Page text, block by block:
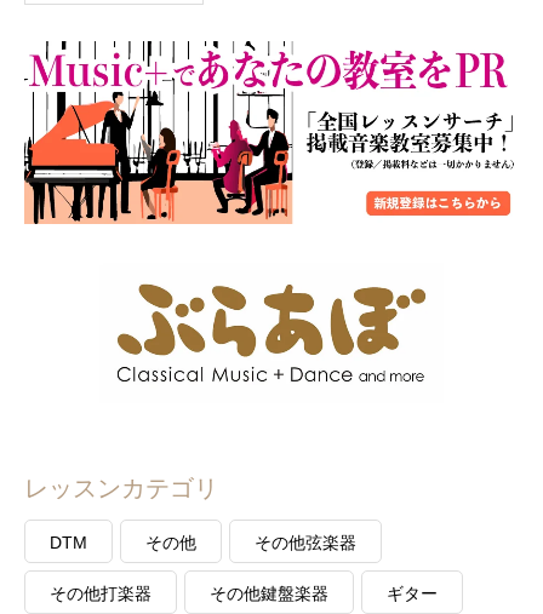
レッスンカテゴリ
DTM その他 その他弦楽器
その他打楽器 その他鍵盤楽器 ギター